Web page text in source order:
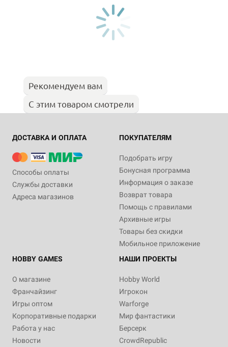
Рекомендуем вам
С этим товаром смотрели
ДОСТАВКА И ОПЛАТА
Способы оплаты
Службы доставки
Адреса магазинов
ПОКУПАТЕЛЯМ
Подобрать игру
Бонусная программа
Информация о заказе
Возврат товара
Помощь с правилами
Архивные игры
Товары без скидки
Мобильное приложение
HOBBY GAMES
О магазине
Франчайзинг
Игры оптом
Корпоративные подарки
Работа у нас
Новости
НАШИ ПРОЕКТЫ
Hobby World
Игрокон
Warforge
Мир фантастики
Берсерк
CrowdRepublic